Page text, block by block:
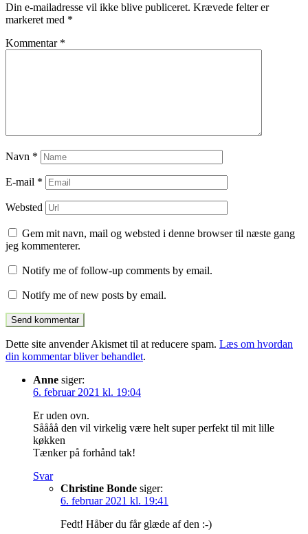
Din e-mailadresse vil ikke blive publiceret. Krævede felter er
markeret med *
Kommentar *
Navn *
E-mail *
Websted
Gem mit navn, mail og websted i denne browser til næste gang
jeg kommenterer.
Notify me of follow-up comments by email.
Notify me of new posts by email.
Dette site anvender Akismet til at reducere spam. Læs om hvordan
din kommentar bliver behandlet.
Anne siger:
6. februar 2021 kl. 19:04
Er uden ovn.
Såååå den vil virkelig være helt super perfekt til mit lille
køkken
Tænker på forhånd tak!
Svar
Christine Bonde siger:
6. februar 2021 kl. 19:41
Fedt! Håber du får glæde af den :-)